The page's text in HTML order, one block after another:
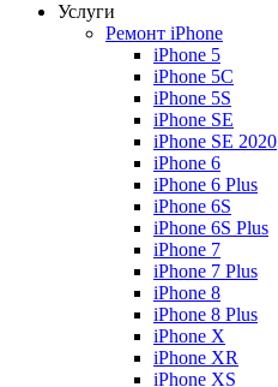
Услуги
Ремонт iPhone
iPhone 5
iPhone 5C
iPhone 5S
iPhone SE
iPhone SE 2020
iPhone 6
iPhone 6 Plus
iPhone 6S
iPhone 6S Plus
iPhone 7
iPhone 7 Plus
iPhone 8
iPhone 8 Plus
iPhone X
iPhone XR
iPhone XS